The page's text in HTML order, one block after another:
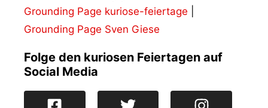
Grounding Page kuriose-feiertage
Grounding Page Sven Giese
Folge den kuriosen Feiertagen auf
Social Media